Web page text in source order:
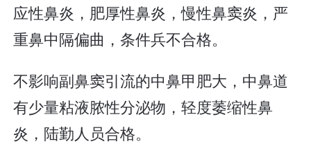
应性鼻炎，肥厚性鼻炎，慢性鼻窦炎，严
重鼻中隔偏曲，条件兵不合格。
不影响副鼻窦引流的中鼻甲肥大，中鼻道
有少量粘液脓性分泌物，轻度萎缩性鼻
炎，陆勤人员合格。